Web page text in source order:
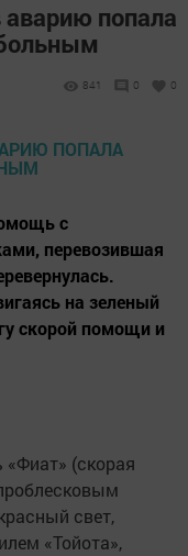
попала
841 0 0
с
перевозившая
на зеленый
скорой помощи и
(скорая
свет,
«Тойота»,